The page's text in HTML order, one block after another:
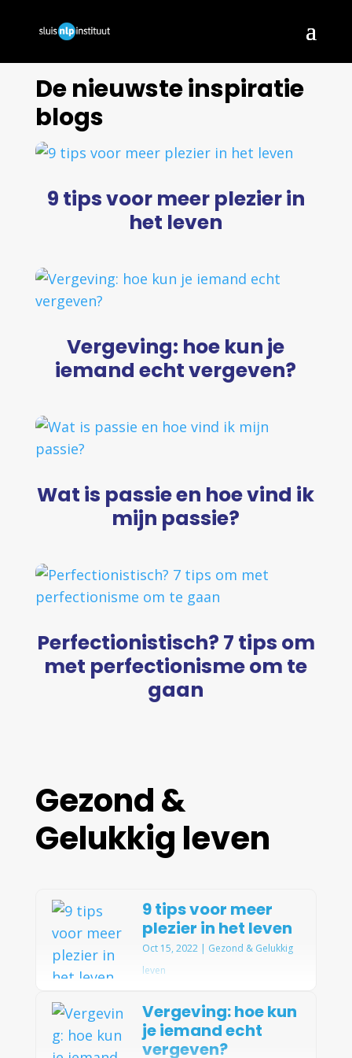
De nieuwste inspiratie
blogs
9 tips voor meer plezier in
het leven
Vergeving: hoe kun je
iemand echt vergeven?
Wat is passie en hoe vind ik
mijn passie?
Perfectionistisch? 7 tips om
met perfectionisme om te
gaan
Gezond &
Gelukkig leven
9 tips voor meer
plezier in het leven
Oct 15, 2022| Gezond & Gelukkig
leven
Heb je het gevoel dat je in
een sleur terecht bent gekomen en
plezier in je leven mist? Veel volwassenen
Vergeving: hoe kun
je iemand echt
vergeven?